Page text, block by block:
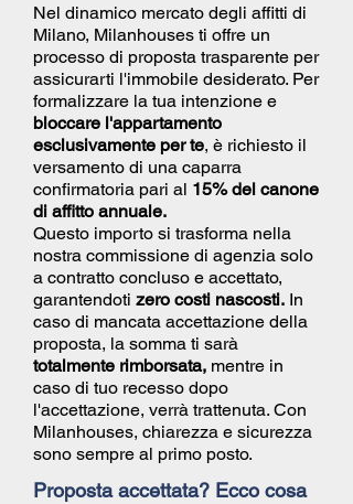
Nel dinamico mercato degli affitti di
Milano, Milanhouses ti offre un
processo di proposta trasparente per
assicurarti l'immobile desiderato. Per
formalizzare la tua intenzione e
bloccare l'appartamento
esclusivamente per te, è richiesto il
versamento di una caparra
confirmatoria pari al 15% del canone
di affitto annuale.
Questo importo si trasforma nella
nostra commissione di agenzia solo
a contratto concluso e accettato,
garantendoti zero costi nascosti. In
caso di mancata accettazione della
proposta, la somma ti sarà
totalmente rimborsata, mentre in
caso di tuo recesso dopo
l'accettazione, verrà trattenuta. Con
Milanhouses, chiarezza e sicurezza
sono sempre al primo posto.
Proposta accettata? Ecco cosa